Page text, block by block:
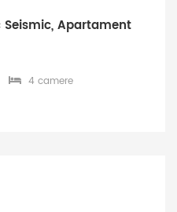
Seismic, Apartament
4 camere